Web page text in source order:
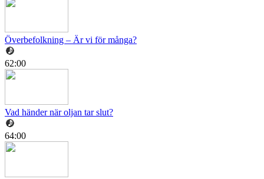
Överbefolkning – Är vi för många?
62:00
Vad händer när oljan tar slut?
64:00